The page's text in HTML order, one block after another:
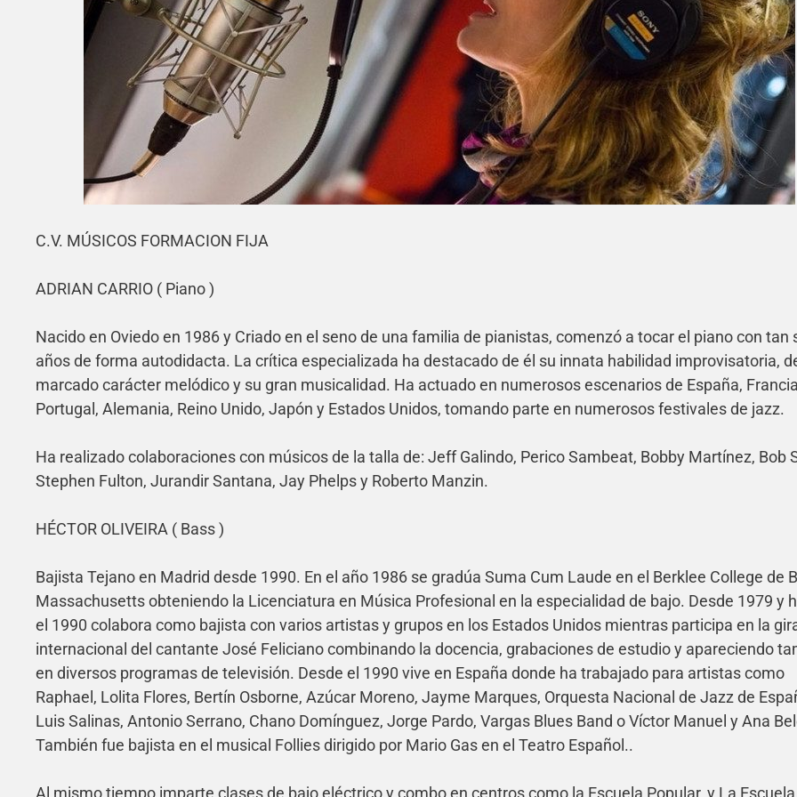
C.V. MÚSICOS FORMACION FIJA
ADRIAN CARRIO ( Piano )
Nacido en Oviedo en 1986 y Criado en el seno de una familia de pianistas, comenzó a tocar el piano con tan
años de forma autodidacta. La crítica especializada ha destacado de él su innata habilidad improvisatoria,
marcado carácter melódico y su gran musicalidad. Ha actuado en numerosos escenarios de España,
Portugal, Alemania, Reino Unido, Japón y Estados Unidos, tomando parte en numerosos festivales de jazz.
Ha realizado colaboraciones con músicos de la talla de: Jeff Galindo, Perico Sambeat, Bobby Martínez, Bob
Stephen Fulton, Jurandir Santana, Jay Phelps y Roberto Manzin.
HÉCTOR OLIVEIRA ( Bass )
Bajista Tejano en Madrid desde 1990. En el año 1986 se gradúa Suma Cum Laude en el Berklee College de
Massachusetts obteniendo la Licenciatura en Música Profesional en la especialidad de bajo. Desde 1979 y
el 1990 colabora como bajista con varios artistas y grupos en los Estados Unidos mientras participa en la
internacional del cantante José Feliciano combinando la docencia, grabaciones de estudio y apareciendo
en diversos programas de televisión. Desde el 1990 vive en España donde ha trabajado para artistas como
Raphael, Lolita Flores, Bertín Osborne, Azúcar Moreno, Jayme Marques, Orquesta Nacional de Jazz de
Luis Salinas, Antonio Serrano, Chano Domínguez, Jorge Pardo, Vargas Blues Band o Víctor Manuel y Ana
También fue bajista en el musical Follies dirigido por Mario Gas en el Teatro Español..
Al mismo tiempo imparte clases de bajo eléctrico y combo en centros como la Escuela Popular, y La